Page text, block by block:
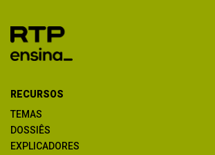
RECURSOS
TEMAS
DOSSIÊS
EXPLICADORES